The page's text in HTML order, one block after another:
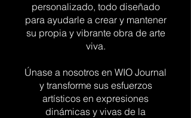
personalizado, todo diseñado
para ayudarle a crear y mantener
su propia y vibrante obra de arte
viva.
Únase a nosotros en WIO Journal
y transforme sus esfuerzos
artísticos en expresiones
dinámicas y vivas de la